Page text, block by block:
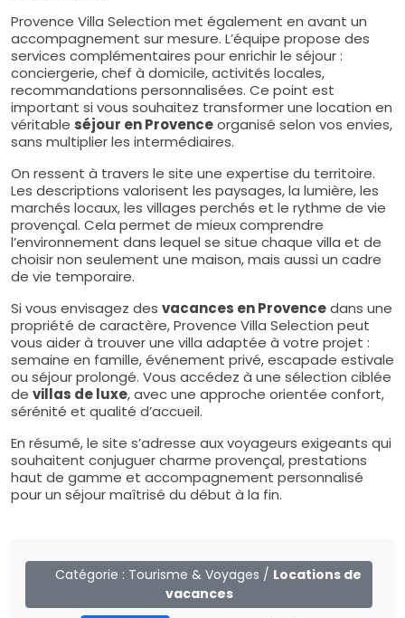
Provence Villa Selection met également en avant un
accompagnement sur mesure. L’équipe propose des
services complémentaires pour enrichir le séjour :
conciergerie, chef à domicile, activités locales,
recommandations personnalisées. Ce point est
important si vous souhaitez transformer une location en
véritable séjour en Provenceorganisé selon vos envies,
sans multiplier les intermédiaires.
On ressent à travers le site une expertise du territoire.
Les descriptions valorisent les paysages, la lumière, les
marchés locaux, les villages perchés et le rythme de vie
provençal. Cela permet de mieux comprendre
l’environnement dans lequel se situe chaque villa et de
choisir non seulement une maison, mais aussi un cadre
de vie temporaire.
Si vous envisagez des vacances en Provencedans une
propriété de caractère, Provence Villa Selection peut
vous aider à trouver une villa adaptée à votre projet :
semaine en famille, événement privé, escapade estivale
ou séjour prolongé. Vous accédez à une sélection ciblée
de villas de luxe, avec une approche orientée confort,
sérénité et qualité d’accueil.
En résumé, le site s’adresse aux voyageurs exigeants qui
souhaitent conjuguer charme provençal, prestations
haut de gamme et accompagnement personnalisé
pour un séjour maîtrisé du début à la fin.
Catégorie : Tourisme & Voyages / Locations de
vacances